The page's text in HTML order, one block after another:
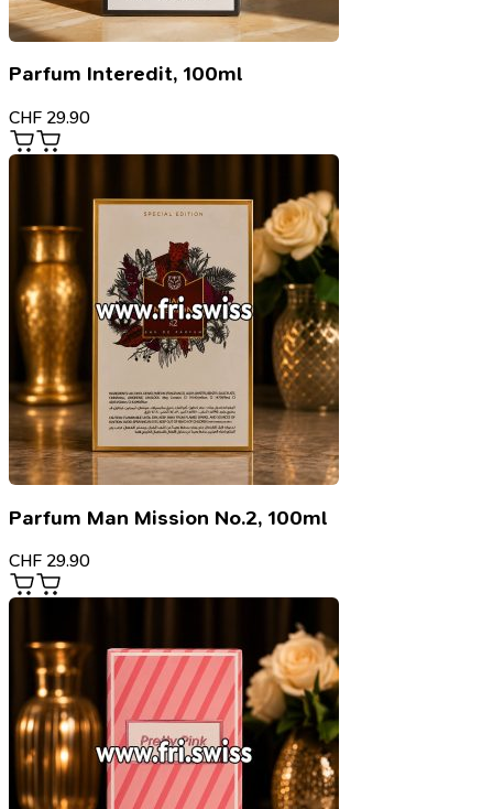
Parfum Interedit, 100ml
CHF 29.90
Parfum Man Mission No.2, 100ml
CHF 29.90